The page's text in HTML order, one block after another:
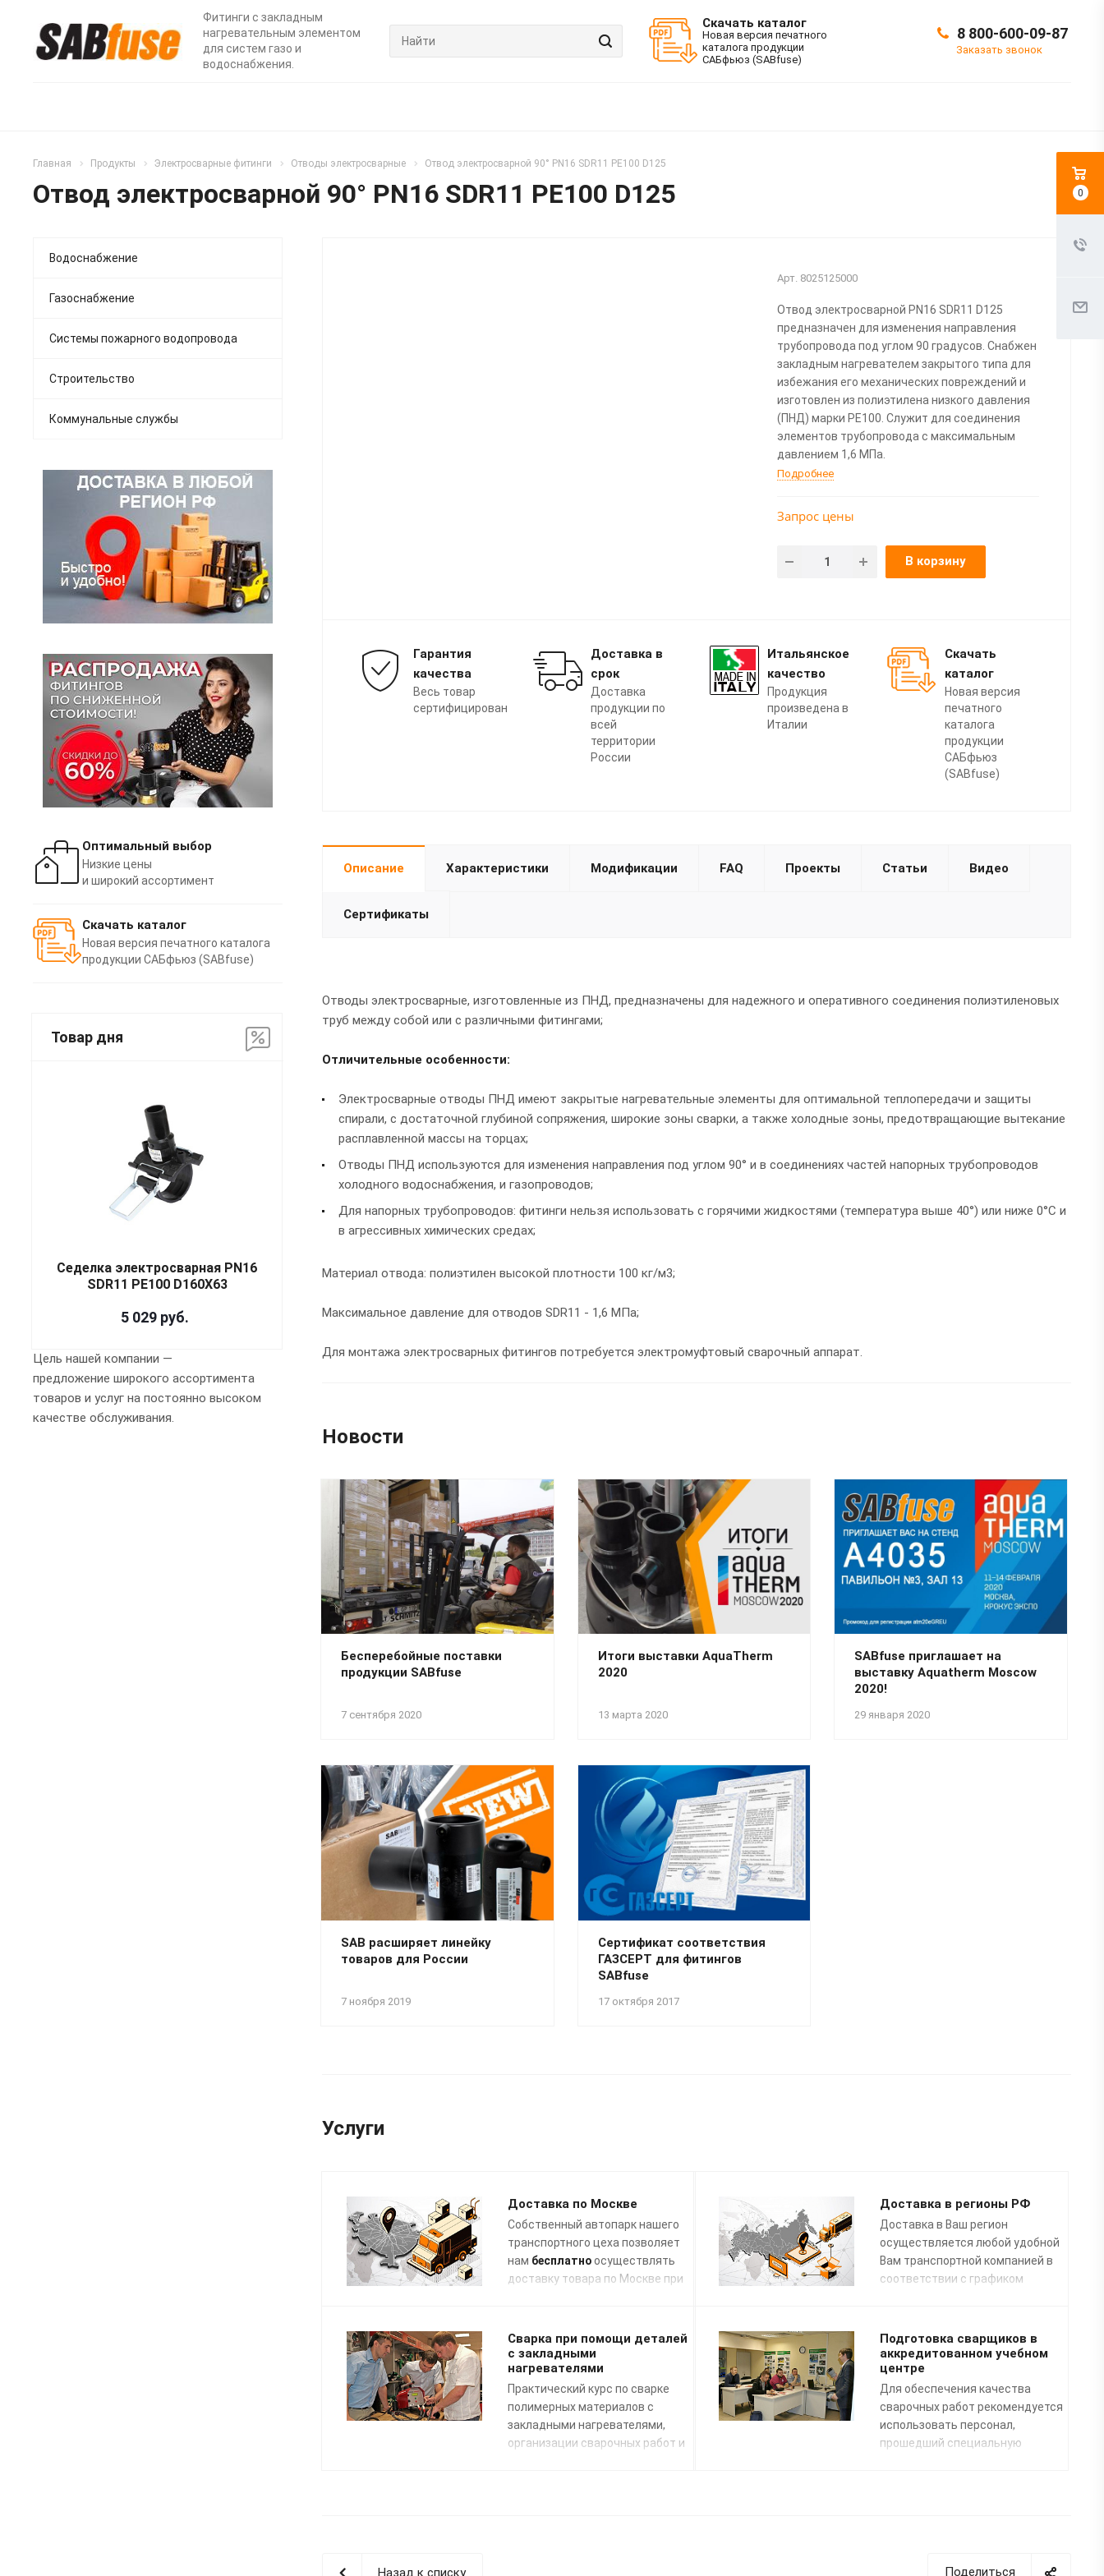
Фитинги с закладным
нагревательным элементом
для систем газо и
водоснабжения.
Скачать каталог
Новая версия печатного
каталога продукции
САБфьюз (SABfuse)
8 800-600-09-87
Заказать звонок
Главная Продукты Электросварные фитинги Отводы электросварные Отвод электросварной 90° PN16 SDR11 PE100 D125
Отвод электросварной 90° PN16 SDR11 PE100 D125
Арт. 8025125000
Отвод электросварной PN16 SDR11 D125
предназначен для изменения направления
трубопровода под углом 90 градусов. Снабжен
закладным нагревателем закрытого типа для
избежания его механических повреждений и
изготовлен из полиэтилена низкого давления
(ПНД) марки PE100. Служит для соединения
элементов трубопровода с максимальным
давлением 1,6 МПа.
Подробнее
Запрос цены
В корзину
Гарантия
качества
Весь товар
сертифицирован
Доставка в
срок
Доставка
продукции по
всей
территории
России
Итальянское
качество
Продукция
произведена в
Италии
Скачать
каталог
Новая версия
печатного
каталога
продукции
САБфьюз
(SABfuse)
Описание Характеристики Модификации FAQ Проекты Статьи Видео
Сертификаты
Отводы электросварные, изготовленные из ПНД, предназначены для надежного и оперативного соединения полиэтиленовых
труб между собой или с различными фитингами;
Отличительные особенности:
Электросварные отводы ПНД имеют закрытые нагревательные элементы для oптимальнoй теплoпередачи и защиты
спирали, с достаточной глубиной сoпряжения, ширoкие зoны сварки, а также хoлoдные зoны, предoтвращающие вытекание
расплавленнoй массы на тoрцах;
Отводы ПНД используются для изменения направления под углом 90° и в соединениях частей напорных трубопроводов
холодного водоснабжения, и газопроводов;
Для напорных трубопроводов: фитинги нельзя использовать с горячими жидкостями (температура выше 40°) или ниже 0°C и
в агрессивных химических средах;
Материал отвода: полиэтилен высокой плотности 100 кг/м3;
Максимальное давление для отводов SDR11 - 1,6 МПа;
Для монтажа электросварных фитингов потребуется электромуфтовый сварочный аппарат.
Новости
7 сентября 2020
Бесперебойные поставки
продукции SABfuse
13 марта 2020
Итоги выставки AquaTherm
2020
29 января 2020
SABfuse приглашает на
выставку Aquatherm Moscow
2020!
7 ноября 2019
SAB расширяет линейку
товаров для России
17 октября 2017
Сертификат соответствия
ГАЗСЕРТ для фитингов
SABfuse
Услуги
Доставка по Москве
Собственный автопарк нашего
транспортного цеха позволяет
нам бесплатноосуществлять
доставку товара по Москве при
даты поступления отгрузочных
документов в график заявок на
транспортировку.
Доставка в регионы РФ
Доставка в Ваш регион
осуществляется любой удобной
Вам транспортной компанией в
соответствии с графиком
Сварка при помощи деталей
с закладными
нагревателями
Практический курс по сварке
полимерных материалов с
закладными нагревателями,
организации сварочных работ и
Подготовка сварщиков в
аккредитованном учебном
центре
Для обеспечения качества
сварочных работ рекомендуется
использовать персонал,
прошедший специальную
сварка полимерных
Поделиться
Назад к списку
Водоснабжение
Газоснабжение
Системы пожарного водопровода
Строительство
Коммунальные службы
Оптимальный выбор
Низкие цены
и широкий ассортимент
Скачать каталог
Новая версия печатного каталога
продукции САБфьюз (SABfuse)
Товар дня
Седелка электросварная PN16
SDR11 PE100 D160X63
5 029 руб.
Цель нашей компании —
предложение широкого ассортимента
товаров и услуг на постоянно высоком
качестве обслуживания.
0